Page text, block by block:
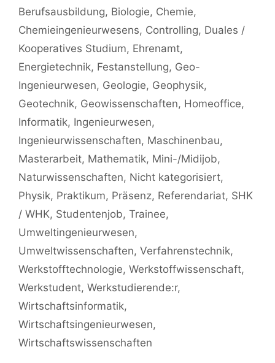
Berufsausbildung, Biologie, Chemie,
Chemieingenieurwesens, Controlling, Duales /
Kooperatives Studium, Ehrenamt,
Energietechnik, Festanstellung, Geo-
Ingenieurwesen, Geologie, Geophysik,
Geotechnik, Geowissenschaften, Homeoffice,
Informatik, Ingenieurwesen,
Ingenieurwissenschaften, Maschinenbau,
Masterarbeit, Mathematik, Mini-/Midijob,
Naturwissenschaften, Nicht kategorisiert,
Physik, Praktikum, Präsenz, Referendariat, SHK
/ WHK, Studentenjob, Trainee,
Umweltingenieurwesen,
Umweltwissenschaften, Verfahrenstechnik,
Werkstofftechnologie, Werkstoffwissenschaft,
Werkstudent, Werkstudierende:r,
Wirtschaftsinformatik,
Wirtschaftsingenieurwesen,
Wirtschaftswissenschaften